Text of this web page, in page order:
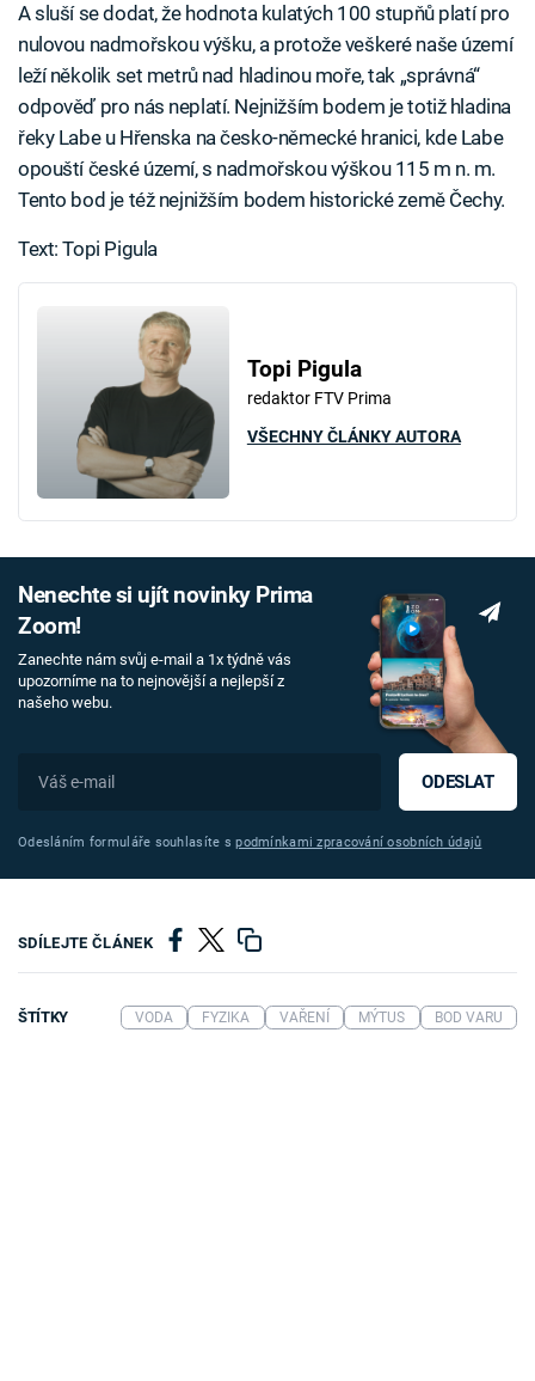
A sluší se dodat, že hodnota kulatých 100 stupňů platí pro
nulovou nadmořskou výšku, a protože veškeré naše území
leží několik set metrů nad hladinou moře, tak „správná“
odpověď pro nás neplatí. Nejnižším bodem je totiž hladina
řeky Labe u Hřenska na česko-německé hranici, kde Labe
opouští české území, s nadmořskou výškou 115 m n. m.
Tento bod je též nejnižším bodem historické země Čechy.
Text: Topi Pigula
Topi Pigula
redaktor FTV Prima
VŠECHNY ČLÁNKY AUTORA
Nenechte si ujít novinky Prima
Zoom!
Zanechte nám svůj e-mail a 1x týdně vás
upozorníme na to nejnovější a nejlepší z
našeho webu.
ODESLAT
Odesláním formuláře souhlasíte spodmínkami zpracování osobních údajů
SDÍLEJTE ČLÁNEK
ŠTÍTKY VODA FYZIKA VAŘENÍ MÝTUS BOD VARU